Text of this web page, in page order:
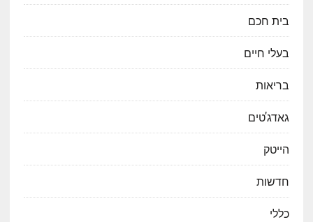
בית חכם
בעלי חיים
בריאות
גאדג'טים
הייטק
חדשות
כללי